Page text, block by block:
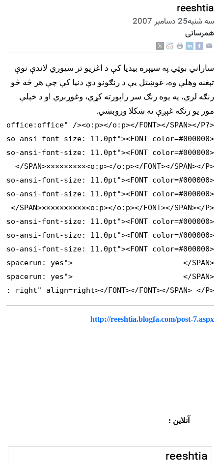
reeshtia
سه شنبه25 دسامبر 2007
همرسانی
ساراني بوټي په سپېره بیدیا کې د اغزیو تر سیوري لاندې نوې
تېغنه وهلې وه، غوښتل یې د رنګونو دې دنیا کې چې هر څه څو
رنګه لري، په یوه رنګ سر راپورته کړي، وغوړېږي او د خپلې
مور یو رنګه غېږې ته ښکلا وروبښي.
<P class=MsoNormal style="MARGIN: 0in 0in 0pt; TEXT-ALIGN: right" align=right></FONT></FONT></SPAN> </P>
آنلاین :
http://reeshtia.blogfa.com/post-7.aspx
reeshtia